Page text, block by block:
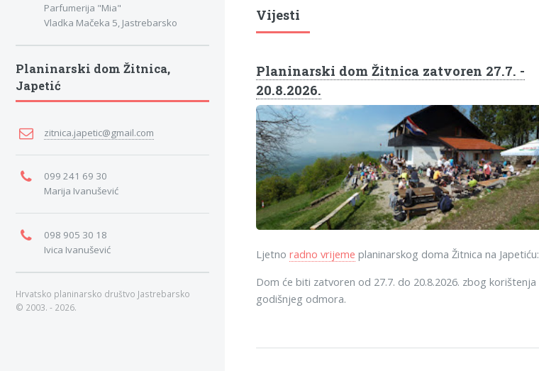
Vijesti
Planinarski dom Žitnica zatvoren 27.7. -
20.8.2026.
Ljetno radno vrijeme planinarskog doma Žitnica na Japetiću:
Dom će biti zatvoren od 27.7. do 20.8.2026. zbog korištenja
godišnjeg odmora.
Parfumerija "Mia"
Vladka Mačeka 5, Jastrebarsko
Planinarski dom Žitnica,
Japetić
zitnica.japetic@gmail.com
099 241 69 30
Marija Ivanušević
098 905 30 18
Ivica Ivanušević
Hrvatsko planinarsko društvo Jastrebarsko
© 2003. - 2026.